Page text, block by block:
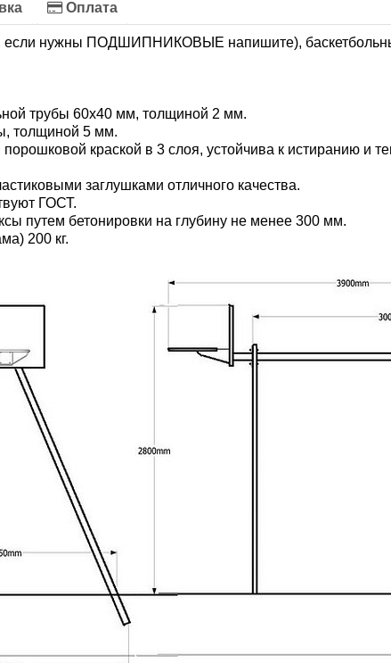
Оплата
нужны ПОДШИПНИКОВЫЕ напишите),
трубы 60х40 мм, толщиной 2 мм.
толщиной 5 мм.
краской в 3 слоя, устойчива к истиранию и
заглушками отличного качества.
ГОСТ.
путем бетонировки на глубину не менее 300 мм.
200 кг.